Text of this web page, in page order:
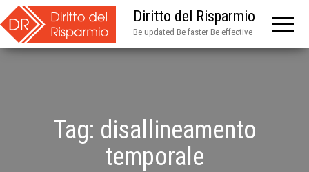
Diritto del Risparmio
Be updated Be faster Be effective
Tag: disallineamento
temporale